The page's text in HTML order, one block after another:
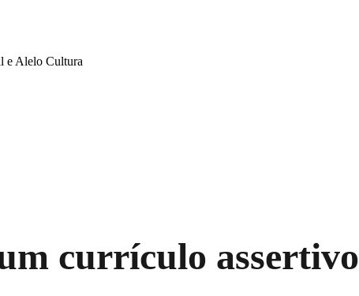
e Alelo Cultura
currículo assertivo